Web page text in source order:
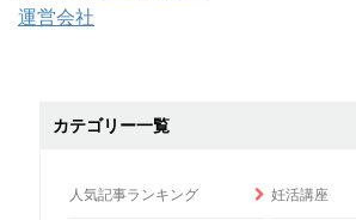
運営会社
カテゴリー一覧
人気記事ランキング 妊活講座